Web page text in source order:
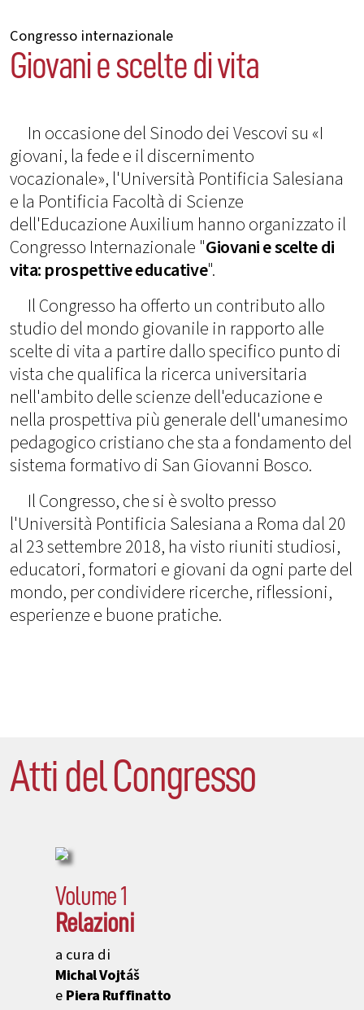
Congresso internazionale
Giovani e scelte di vita
In occasione del Sinodo dei Vescovi su «I
giovani, la fede e il discernimento
vocazionale», l'Università Pontificia Salesiana
e la Pontificia Facoltà di Scienze
dell'Educazione Auxilium hanno organizzato il
Congresso Internazionale "Giovani e scelte di
vita: prospettive educative".
Il Congresso ha offerto un contributo allo
studio del mondo giovanile in rapporto alle
scelte di vita a partire dallo specifico punto di
vista che qualifica la ricerca universitaria
nell'ambito delle scienze dell'educazione e
nella prospettiva più generale dell'umanesimo
pedagogico cristiano che sta a fondamento del
sistema formativo di San Giovanni Bosco.
Il Congresso, che si è svolto presso
l'Università Pontificia Salesiana a Roma dal 20
al 23 settembre 2018, ha visto riuniti studiosi,
educatori, formatori e giovani da ogni parte del
mondo, per condividere ricerche, riflessioni,
esperienze e buone pratiche.
Atti del Congresso
Volume 1
Relazioni
a cura di
Michal Vojtáš
ePiera Ruffinatto